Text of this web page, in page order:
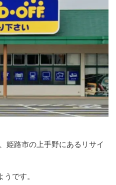
姫路市の上手野にあるリサイ
です。